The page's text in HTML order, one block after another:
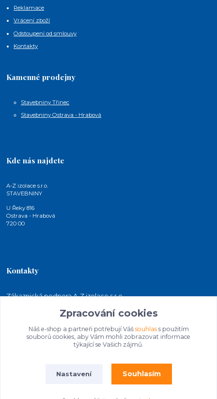
Reklamace
Vrácení zboží
Odstoupení od smlouvy
Kontakty
Kamenné prodejny
Stavebniny Třinec
Stavebniny Ostrava - Hrabová
Kde nás najdete
A-Z izolace s.r.o.
STAVEBNINY
U Řeky 816
Ostrava - Hrabová
720 00
Kontakty
Zákaznická podpora A-Z izolace s.r.o.
jakubkaleta@azizolace.cz
Zpracování cookies
Náš e-shop a partneři potřebují Váš souhlass použitím
souborů cookies, aby Vám mohli zobrazovat informace
týkající se Vašich zájmů.
Nastavení Souhlasím